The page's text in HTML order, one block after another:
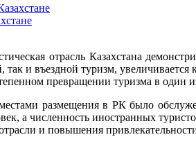
отрасль Казахстана
так и въездной туризм,
превращении туризма в
размещения в РК было
а численность иностранных
и повышения